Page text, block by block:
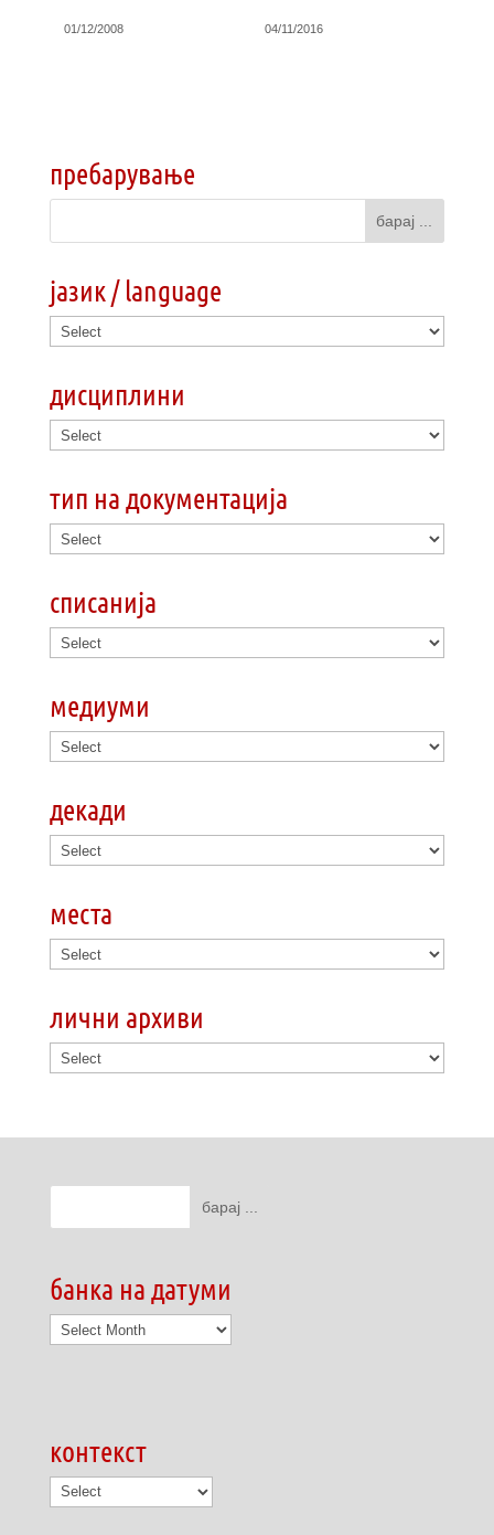
01/12/2008 04/11/2016
пребарување
јазик / language
дисциплини
тип на документација
списанија
медиуми
декади
места
лични архиви
банка на датуми
банка
на
контекст